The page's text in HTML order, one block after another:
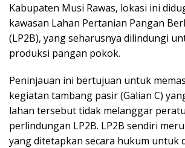
Kabupaten Musi Rawas, lokasi ini
kawasan Lahan Pertanian Pangan
(LP2B), yang seharusnya dilindungi
produksi pangan pokok.
Peninjauan ini bertujuan untuk
kegiatan tambang pasir (Galian C)
lahan tersebut tidak melanggar
perlindungan LP2B. LP2B sendiri
yang ditetapkan secara hukum untuk